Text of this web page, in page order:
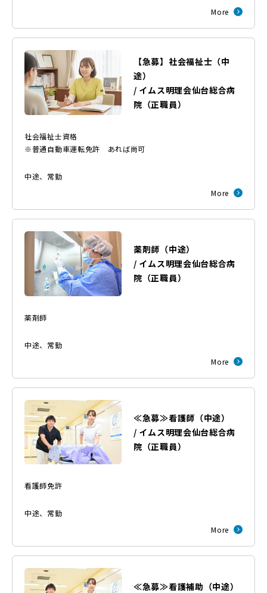
More
【急募】社会福祉士（中
途）
/ イムス明理会仙台総合病
院 （正職員）
社会福祉士資格
※普通自動車運転免許 あれば尚可
中途、 常勤
More
薬剤師（中途）
/ イムス明理会仙台総合病
院 （正職員）
薬剤師
中途、 常勤
More
≪急募≫看護師（中途）
/ イムス明理会仙台総合病
院 （正職員）
看護師免許
中途、 常勤
More
≪急募≫看護補助（中途）